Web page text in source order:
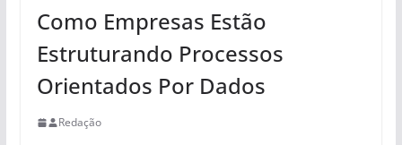
Como Empresas Estão
Estruturando Processos
Orientados Por Dados
Redação